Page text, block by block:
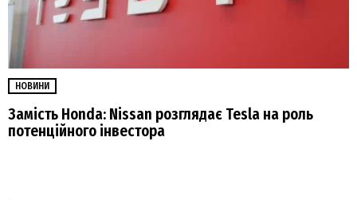
НОВИНИ
Замість Honda: Nissan розглядає Tesla на роль
потенційного інвестора